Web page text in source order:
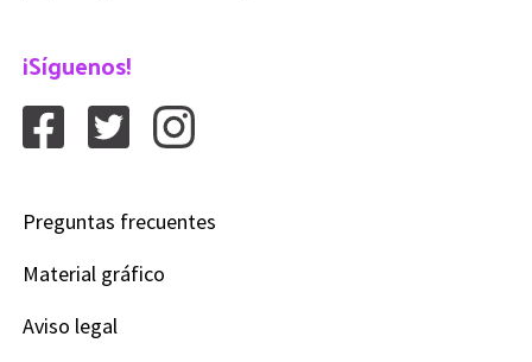
¡Síguenos!
Preguntas frecuentes
Material gráfico
Aviso legal